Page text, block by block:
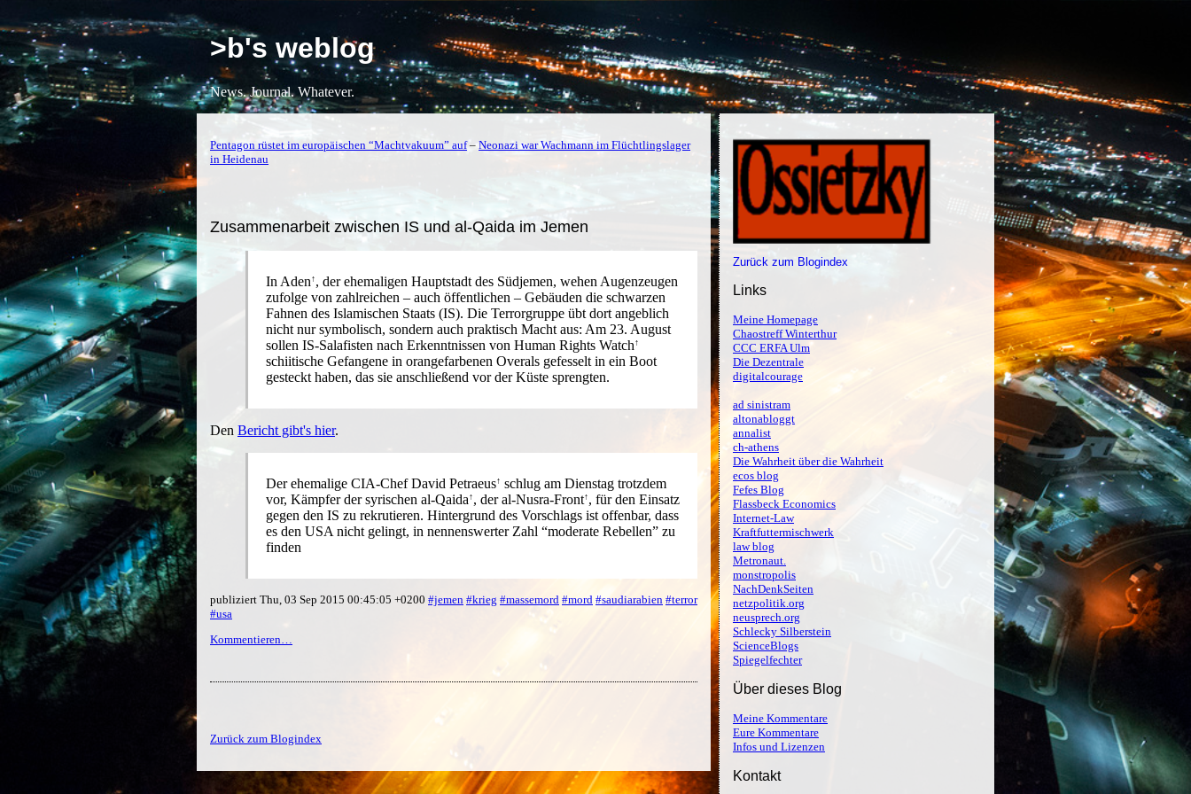
>b's weblog
News. Journal. Whatever.
Zurück zum Blogindex
Links
Meine Homepage
Chaostreff Winterthur
CCC ERFA Ulm
Die Dezentrale
digitalcourage
ad sinistram
altonabloggt
annalist
ch-athens
Die Wahrheit über die Wahrheit
ecos blog
Fefes Blog
Flassbeck Economics
Internet-Law
Kraftfuttermischwerk
law blog
Metronaut.
monstropolis
NachDenkSeiten
netzpolitik.org
neusprech.org
Schlecky Silberstein
ScienceBlogs
Spiegelfechter
Über dieses Blog
Meine Kommentare
Eure Kommentare
Infos und Lizenzen
Kontakt
Pentagon rüstet im europäischen “Machtvakuum” auf– Neonazi war Wachmann im Flüchtlingslager
in Heidenau
Zusammenarbeit zwischen IS und al-Qaida im Jemen
In Aden , der ehemaligen Hauptstadt des Südjemen, wehen Augenzeugen
zufolge von zahlreichen – auch öffentlichen – Gebäuden die schwarzen
Fahnen des Islamischen Staats (IS). Die Terrorgruppe übt dort angeblich
nicht nur symbolisch, sondern auch praktisch Macht aus: Am 23. August
sollen IS-Salafisten nach Erkenntnissen von Human Rights Watch
schiitische Gefangene in orangefarbenen Overals gefesselt in ein Boot
gesteckt haben, das sie anschließend vor der Küste sprengten.
Den Bericht gibt's hier.
Der ehemalige CIA-ChefDavid Petraeus schlug am Dienstag trotzdem
vor, Kämpfer der syrischen al-Qaida , deral-Nusra-Front , für den Einsatz
gegen den IS zu rekrutieren. Hintergrund des Vorschlags ist offenbar, dass
es den USA nicht gelingt, in nennenswerter Zahl “moderate Rebellen” zu
finden
publiziert Thu, 03 Sep 2015 00:45:05 +0200 #jemen #krieg #massemord #mord #saudiarabien #terror
#usa
Kommentieren…
Zurück zum Blogindex